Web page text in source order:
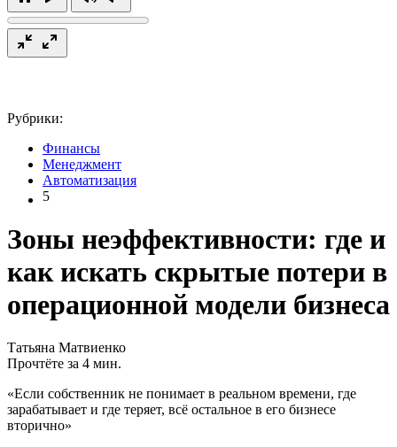
Рубрики:
Финансы
Менеджмент
Автоматизация
5
Зоны неэффективности: где и
как искать скрытые потери в
операционной модели бизнеса
Татьяна Матвиенко
Прочтёте за 4 мин.
«Если собственник не понимает в реальном времени, где
зарабатывает и где теряет, всё остальное в его бизнесе
вторично»